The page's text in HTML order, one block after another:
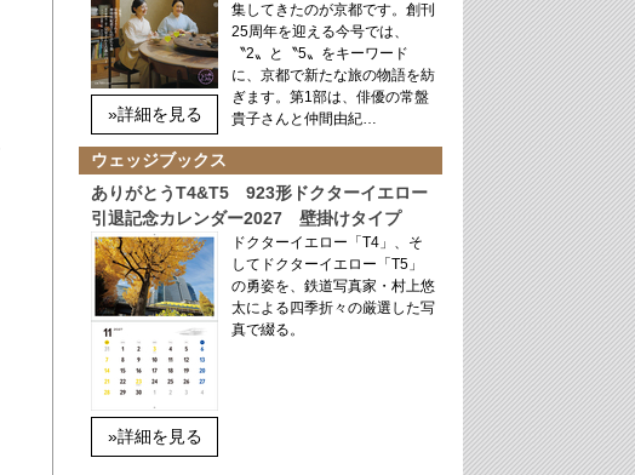
»詳細を見る
集してきたのが京都です。創刊
25周年を迎える今号では、
〝2〟と〝5〟をキーワード
に、京都で新たな旅の物語を紡
ぎます。第1部は、俳優の常盤
貴子さんと仲間由紀…
ウェッジブックス
ありがとうT4&T5 923形ドクターイエロー
引退記念カレンダー2027 壁掛けタイプ
»詳細を見る
ドクターイエロー「T4」、そ
してドクターイエロー「T5」
の勇姿を、鉄道写真家・村上悠
太による四季折々の厳選した写
真で綴る。